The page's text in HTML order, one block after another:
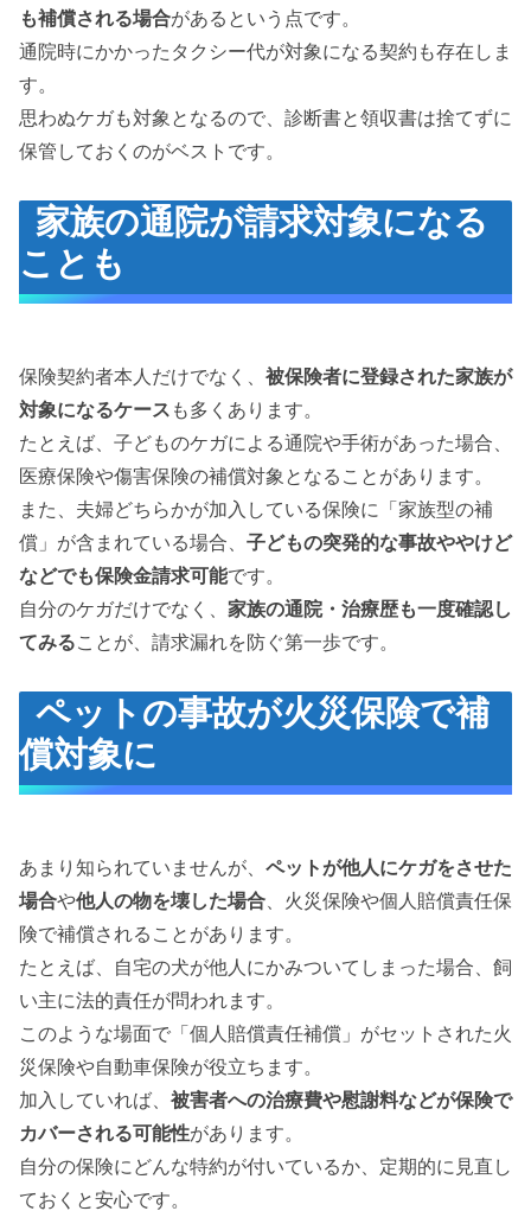
も補償される場合があるという点です。
通院時にかかったタクシー代が対象になる契約も存在しま
す。
思わぬケガも対象となるので、診断書と領収書は捨てずに
保管しておくのがベストです。
家族の通院が請求対象になる
ことも
保険契約者本人だけでなく、 被保険者に登録された家族が
対象になるケース も多くあります。
たとえば、子どものケガによる通院や手術があった場合、
医療保険や傷害保険の補償対象となることがあります。
また、夫婦どちらかが加入している保険に「家族型の補
償」が含まれている場合、 子どもの突発的な事故ややけど
などでも保険金請求可能です。
自分のケガだけでなく、 家族の通院・治療歴も一度確認し
てみることが、請求漏れを防ぐ第一歩です。
ペットの事故が火災保険で補
償対象に
あまり知られていませんが、 ペットが他人にケガをさせた
場合や他人の物を壊した場合 、火災保険や個人賠償責任保
険で補償されることがあります。
たとえば、自宅の犬が他人にかみついてしまった場合、飼
い主に法的責任が問われます。
このような場面で「個人賠償責任補償」がセットされた火
災保険や自動車保険が役立ちます。
加入していれば、 被害者への治療費や慰謝料などが保険で
カバーされる可能性があります。
自分の保険にどんな特約が付いているか、定期的に見直し
ておくと安心です。